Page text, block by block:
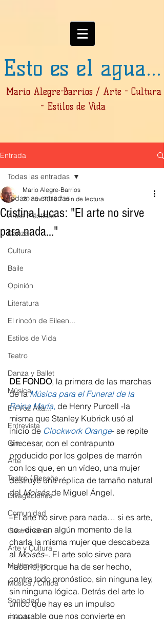
Esto es el agua...
Mario Alegre-Barrios / Arte - Cultura
- Estilos de Vida
Entrada
Todas las entradas
Artes Plásticas
Danza
Cultura
Baile
Opinión
Literatura
El rincón de Eileen...
Estilos de Vida
Teatro
Danza y Ballet
Música
En Voz Alta...
Entrevista
Cine
Arte
Teatro / Reseña
Divagaciones
Comunidad
Gastronomía
Arte y Cultura
Multimedios
Música / Crítica
Sociedad
Todas las entradas
Cristina Lucas: "El arte no sirve
para nada..."
Mario Alegre-Barrios
20 nov 2016 7 min de lectura
DE FONDO, la primera de las marchas
de la Música para el Funeral de la
Reina María, de Henry Purcell -la
misma que Stanley Kubrick usó al
inicio de Clockwork Orange- se repite
sin cesar, con el contrapunto
producido por los golpes de marrón
con los que, en un vídeo, una mujer
destruye una réplica de tamaño natural
del Moisés de Miguel Ángel.
–El arte no sirve para nada… si es arte,
no –dice en algún momento de la
charla la misma mujer que descabeza
al Moisés–. El arte solo sirve para
hacerlo, porque ha de ser hecho,
contra todo pronóstico, sin ninguna ley,
sin ninguna lógica. Detrás del arte lo
único que hay es un impulso
imparable que nos convierte en